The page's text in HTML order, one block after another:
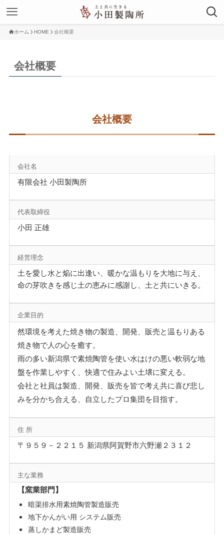
ホーム HOME 会社概要
会社概要
会社概要
会社名
有限会社 小田製陶所
代表取締役
小田 正雄
経営理念
土を愛し水と焔に出逢い、暖かな温もりを大地に与え、
命の芽吹きを感じ土の恵みに感謝し、土と共にいきる。
企業目的
然環境を考えた焼き物の製造、開発、販売と温もりある
焼き物で人の心を癒す。
雨の多い新潟県で素焼陶管を使い水はけの悪い軟弱な地
盤を作業しやすく、快適で住みよい土壌に変える。
会社と社員は製造、開発、販売を皆で考え共に喜び悲し
みを分かち合える、自立したプロ集団を目指す。
住 所
〒９５９－２２１５ 新潟県阿賀野市六野瀬２３１２
主な業務
【窯業部門】
暗渠排水用素焼陶管製造販売
地下かんがい用 システム販売
蒸しかまど製造販売